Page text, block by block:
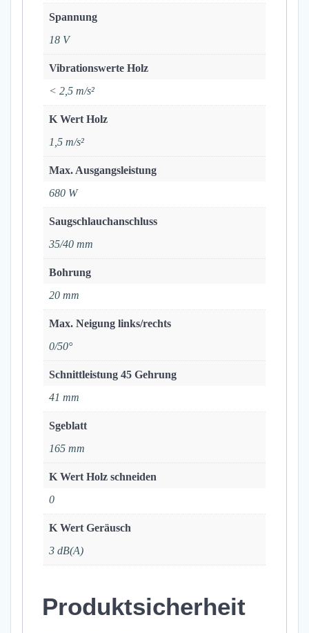
Spannung
18 V
Vibrationswerte Holz
< 2,5 m/s²
K Wert Holz
1,5 m/s²
Max. Ausgangsleistung
680 W
Saugschlauchanschluss
35/40 mm
Bohrung
20 mm
Max. Neigung links/rechts
0/50°
Schnittleistung 45 Gehrung
41 mm
Sgeblatt
165 mm
K Wert Holz schneiden
0
K Wert Geräusch
3 dB(A)
Produktsicherheit